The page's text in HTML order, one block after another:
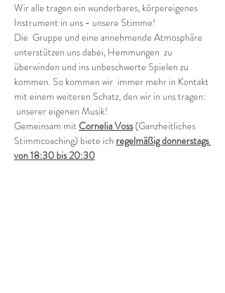
Wir alle tragen ein wunderbares, körpereigenes
Instrument in uns - unsere Stimme!
Die  Gruppe und eine annehmende Atmosphäre
unterstützen uns dabei, Hemmungen  zu
überwinden und ins unbeschwerte Spielen zu
kommen. So kommen wir  immer mehr in Kontakt
mit einem weiteren Schatz, den wir in uns tragen:
unserer eigenen Musik!
Gemeinsam mit Cornelia Voss (Ganzheitliches
Stimmcoaching) biete ich regelmäßig donnerstags
von 18:30 bis 20:30